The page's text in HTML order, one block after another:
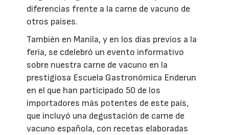
diferencias frente a la carne de vacuno de
otros países.
También en Manila, y en los días previos a la
feria, se cdelebró un evento informativo
sobre nuestra carne de vacuno en la
prestigiosa Escuela Gastronómica Enderun
en el que han participado 50 de los
importadores más potentes de este país,
que incluyó una degustación de carne de
vacuno española, con recetas elaboradas